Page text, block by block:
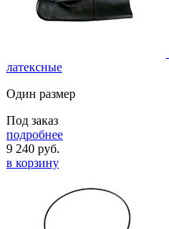
латексные
Один размер
Под заказ
подробнее
9 240 руб.
в корзину